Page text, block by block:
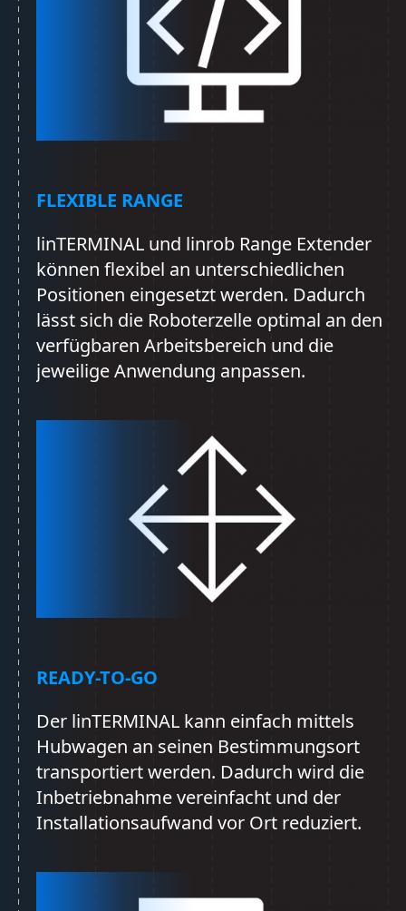
FLEXIBLE RANGE
linTERMINAL und linrob Range Extender
können flexibel an unterschiedlichen
Positionen eingesetzt werden. Dadurch
lässt sich die Roboterzelle optimal an den
verfügbaren Arbeitsbereich und die
jeweilige Anwendung anpassen.
READY-TO-GO
Der linTERMINAL kann einfach mittels
Hubwagen an seinen Bestimmungsort
transportiert werden. Dadurch wird die
Inbetriebnahme vereinfacht und der
Installationsaufwand vor Ort reduziert.